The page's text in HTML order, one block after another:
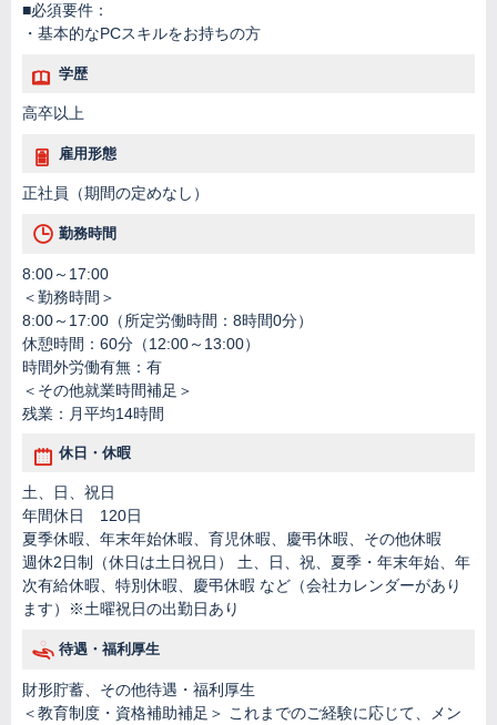
■必須要件：
・基本的なPCスキルをお持ちの方
学歴
高卒以上
雇用形態
正社員（期間の定めなし）
勤務時間
8:00～17:00
＜勤務時間＞
8:00～17:00（所定労働時間：8時間0分）
休憩時間：60分（12:00～13:00）
時間外労働有無：有
＜その他就業時間補足＞
残業：月平均14時間
休日・休暇
土、日、祝日
年間休日 120日
夏季休暇、年末年始休暇、育児休暇、慶弔休暇、その他休暇
週休2日制（休日は土日祝日） 土、日、祝、夏季・年末年始、年
次有給休暇、特別休暇、慶弔休暇 など（会社カレンダーがあり
ます）※土曜祝日の出勤日あり
待遇・福利厚生
財形貯蓄、その他待遇・福利厚生
＜教育制度・資格補助補足＞ これまでのご経験に応じて、メン